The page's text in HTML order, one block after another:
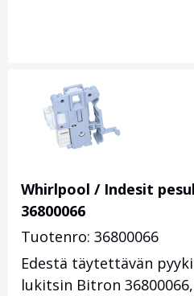
Whirlpool / Indesit
36800066
Tuotenro: 36800066
Edestä täytettävän
lukitsin Bitron